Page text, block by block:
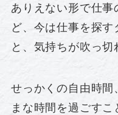
ありえない形で仕事
ど、今は仕事を探
と、気持ちが吹っ切
せっかくの自由時間
まな時間を過ごすこ